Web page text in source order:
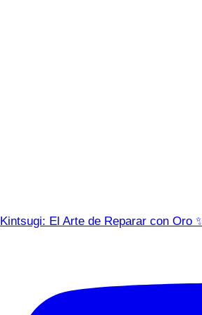
Kintsugi: El Arte de Reparar con Oro